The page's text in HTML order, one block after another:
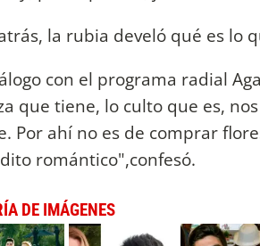
la rubia develó qué es lo
con el programa radial
que tiene, lo culto que es,
Por ahí no es de comprar
romántico",confesó.
DE IMÁGENES